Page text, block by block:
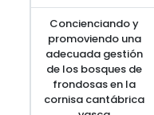
Concienciando y
promoviendo una
adecuada gestión
de los bosques de
frondosas en la
cornisa cantábrica